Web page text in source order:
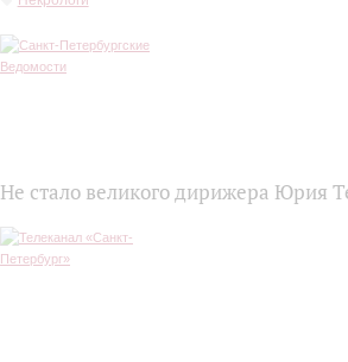
Не стало великого дирижера Юрия